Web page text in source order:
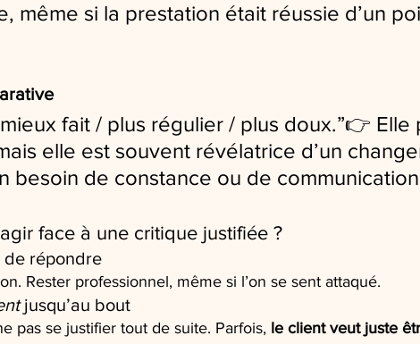
même si la prestation était réussie d’un
mieux fait / plus régulier / plus doux.”👉 Elle
elle est souvent révélatrice d’un
besoin de constance ou de
face à une critique justifiée ?
de répondre
Rester professionnel, même si l’on se sent attaqué.
jusqu’au bout
pas se justifier tout de suite. Parfois, le client veut juste